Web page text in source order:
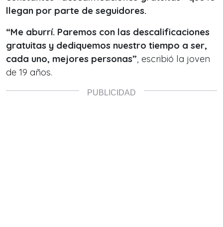
llegan por parte de seguidores.
“Me aburrí. Paremos con las descalificaciones
gratuitas y dediquemos nuestro tiempo a ser,
cada uno, mejores personas”, escribió la joven
de 19 años.